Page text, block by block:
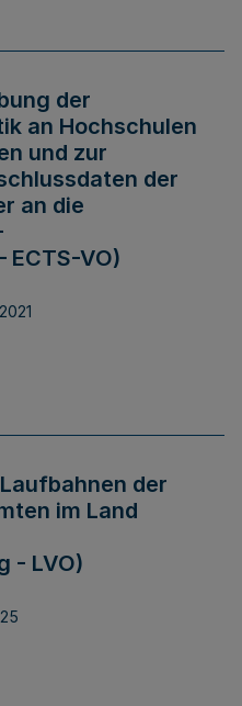
der
an Hochschulen
und zur
der
an die
VO)
der
im Land
- LVO)